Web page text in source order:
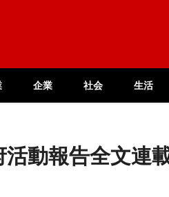
企業 社会 生活
活動報告全文連